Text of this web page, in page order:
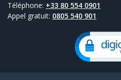
Téléphone: +33 80 554 0901
Appel gratuit: 0805 540 901